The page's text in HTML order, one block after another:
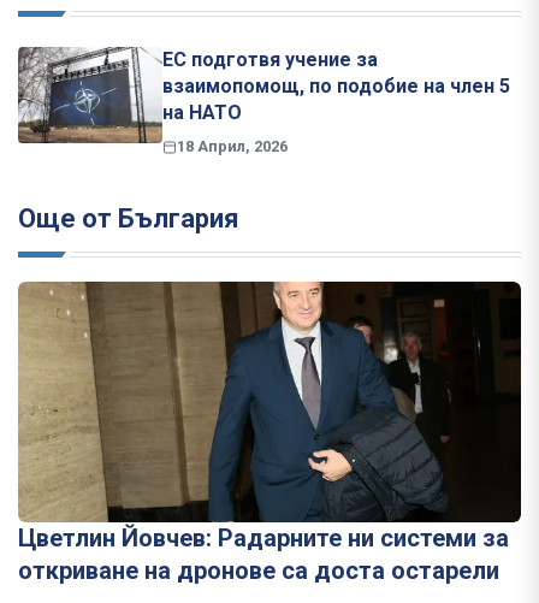
ЕС подготвя учение за
взаимопомощ, по подобие на член 5
на НАТО
18 Април, 2026
Още от България
Цветлин Йовчев: Радарните ни системи за
откриване на дронове са доста остарели